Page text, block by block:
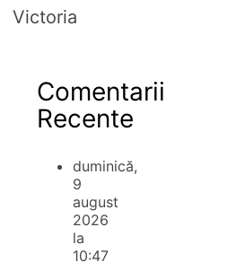
Victoria
Comentarii
Recente
duminică,
9
august
2026
la
10:47